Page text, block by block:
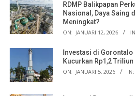
RDMP Balikpapan
Nasional, Daya Saing
Meningkat?
ON: JANUARI 12, 2026
Investasi di
Kucurkan Rp1,2 Triliun
ON: JANUARI 5, 2026 IN: